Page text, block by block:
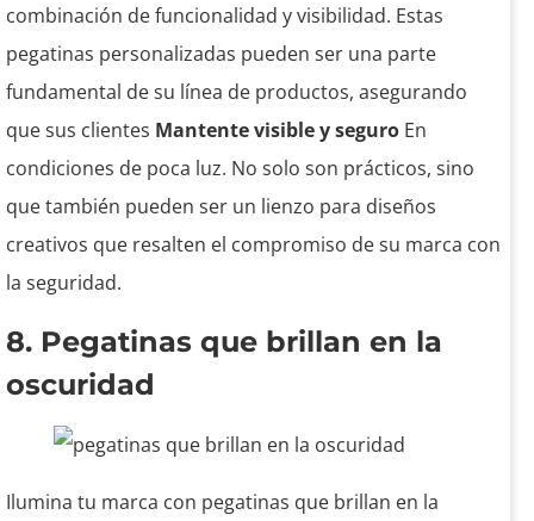
combinación de funcionalidad y visibilidad. Estas
pegatinas personalizadas pueden ser una parte
fundamental de su línea de productos, asegurando
que sus clientes Mantente visible y seguro En
condiciones de poca luz. No solo son prácticos, sino
que también pueden ser un lienzo para diseños
creativos que resalten el compromiso de su marca con
la seguridad.
8. Pegatinas que brillan en la
oscuridad
Ilumina tu marca con pegatinas que brillan en la